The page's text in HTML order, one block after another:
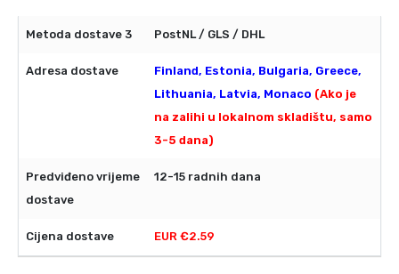
PostNL / GLS / DHL
Finland, Estonia, Bulgaria, Greece,
Lithuania, Latvia, Monaco (Ako je
na zalihi u lokalnom skladištu, samo
3-5 dana)
12-15 radnih dana
EUR €2.59